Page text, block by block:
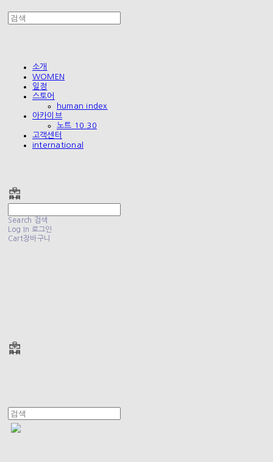
소개
WOMEN
일정
스토어
human index
아카이브
노트 10.30
고객센터
international
Search 검색
Log In 로그인
Cart장바구니